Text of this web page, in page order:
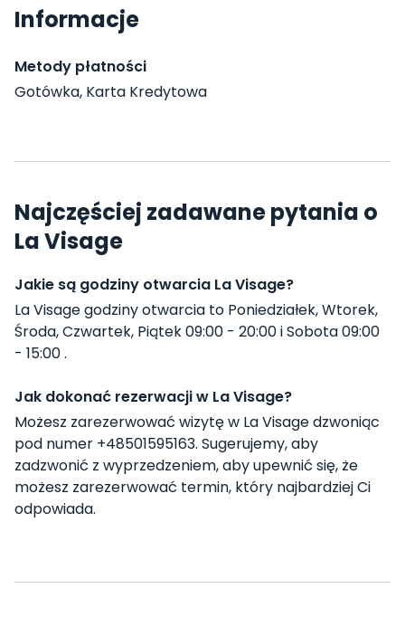
Informacje
Metody płatności
Gotówka, Karta Kredytowa
Najczęściej zadawane pytania o
La Visage
Jakie są godziny otwarcia La Visage?
La Visage godziny otwarcia to Poniedziałek, Wtorek,
Środa, Czwartek, Piątek 09:00 - 20:00 i Sobota 09:00
- 15:00 .
Jak dokonać rezerwacji w La Visage?
Możesz zarezerwować wizytę w La Visage dzwoniąc
pod numer +48501595163. Sugerujemy, aby
zadzwonić z wyprzedzeniem, aby upewnić się, że
możesz zarezerwować termin, który najbardziej Ci
odpowiada.